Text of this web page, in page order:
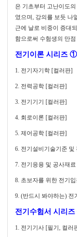
은 기초부터 고난이도
였으며, 강의를 보듯 나
근에 날로 비중이 증대
함으로써 수험생의 만
전기이론 시리즈
1. 전기자기학 [컬러판]
2. 전력공학 [컬러판]
3. 전기기기 [컬러판]
4. 회로이론 [컬러판]
5. 제어공학 [컬러판]
6. 전기설비기술기준 및
7. 전기응용 및 공사재
8. 초보자를 위한 전기
9. (반드시 봐야하는) 전
전기수험서 시리
1. 전기기사 [필기, 컬러